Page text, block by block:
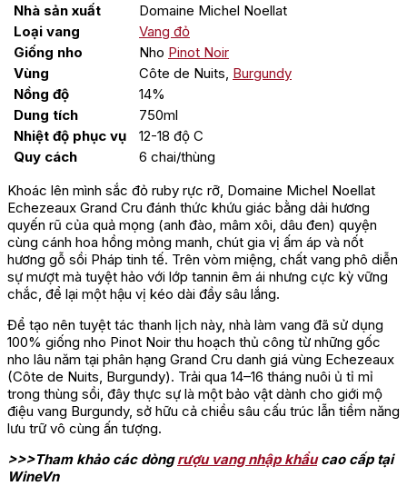
Nhà sản xuất
Domaine Michel Noellat
Loại vang
Vang đỏ
Giống nho
Nho Pinot Noir
Vùng
Côte de Nuits, Burgundy
Nồng độ
14%
Dung tích
750ml
Nhiệt độ phục vụ
12-18 độ C
Quy cách
6 chai/thùng
Khoác lên mình sắc đỏ ruby rực rỡ, Domaine Michel Noellat
Echezeaux Grand Cru đánh thức khứu giác bằng dải hương
quyến rũ của quả mọng (anh đào, mâm xôi, dâu đen) quyện
cùng cánh hoa hồng mỏng manh, chút gia vị ấm áp và nốt
hương gỗ sồi Pháp tinh tế. Trên vòm miệng, chất vang phô diễn
sự mượt mà tuyệt hảo với lớp tannin êm ái nhưng cực kỳ vững
chắc, để lại một hậu vị kéo dài đầy sâu lắng.
Để tạo nên tuyệt tác thanh lịch này, nhà làm vang đã sử dụng
100% giống nho Pinot Noir thu hoạch thủ công từ những gốc
nho lâu năm tại phân hạng Grand Cru danh giá vùng Echezeaux
(Côte de Nuits, Burgundy). Trải qua 14–16 tháng nuôi ủ tỉ mỉ
trong thùng sồi, đây thực sự là một bảo vật dành cho giới mộ
điệu vang Burgundy, sở hữu cả chiều sâu cấu trúc lẫn tiềm năng
lưu trữ vô cùng ấn tượng.
>>>Tham khảo các dòngrượu vang nhập khẩucao cấp tại
WineVn